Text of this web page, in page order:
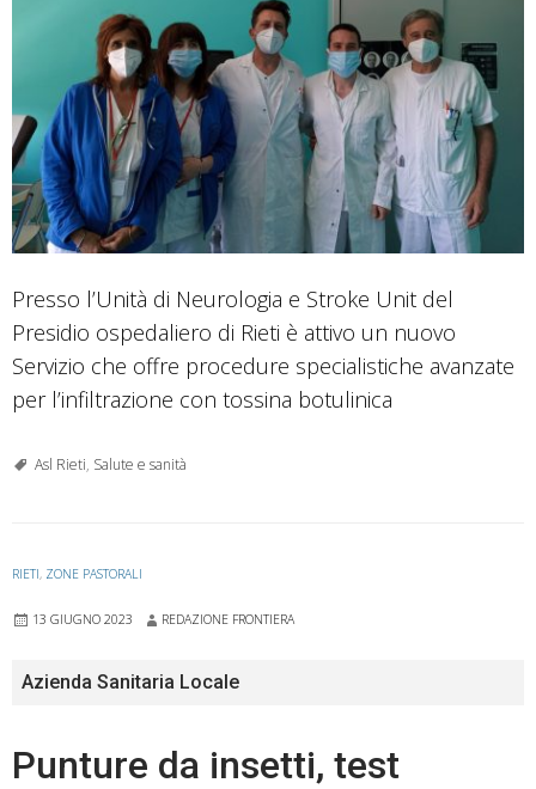
Presso l’Unità di Neurologia e Stroke Unit del
Presidio ospedaliero di Rieti è attivo un nuovo
Servizio che offre procedure specialistiche avanzate
per l’infiltrazione con tossina botulinica
Asl Rieti, Salute e sanità
RIETI, ZONE PASTORALI
13 GIUGNO 2023 REDAZIONE FRONTIERA
Azienda Sanitaria Locale
Punture da insetti, test